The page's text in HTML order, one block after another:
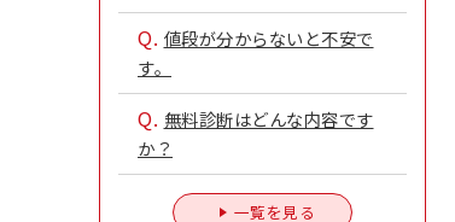
Q. 値段が分からないと不安で
す。
Q. 無料診断はどんな内容です
か？
一覧を見る